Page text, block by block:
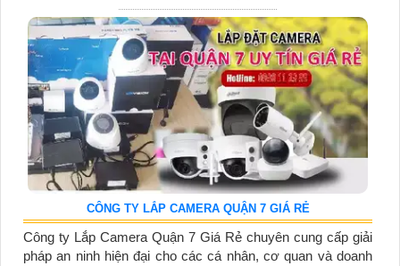
CÔNG TY LẮP CAMERA QUẬN 7 GIÁ RẺ
Công ty Lắp Camera Quận 7 Giá Rẻ chuyên cung cấp giải
pháp an ninh hiện đại cho các cá nhân, cơ quan và doanh